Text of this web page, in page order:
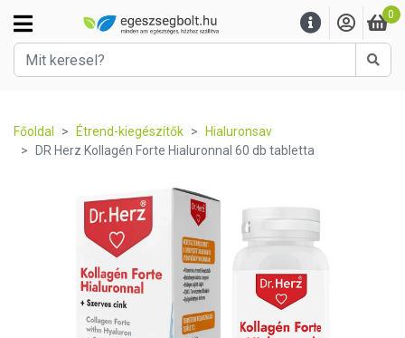
0
Főoldal Étrend-kiegészítők
Hialuronsav
DR Herz Kollagén Forte Hialuronnal 60 db tabletta